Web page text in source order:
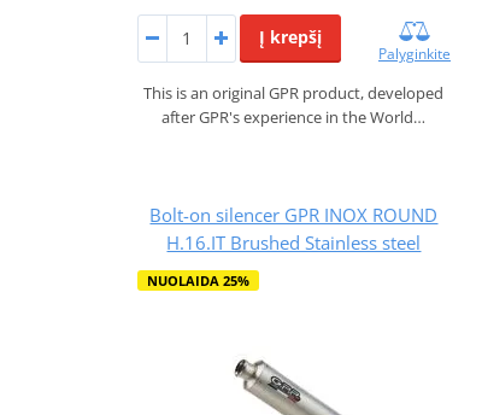
Į krepšį
Palyginkite
This is an original GPR product, developed
after GPR's experience in the World…
Bolt-on silencer GPR INOX ROUND
H.16.IT Brushed Stainless steel
NUOLAIDA 25%